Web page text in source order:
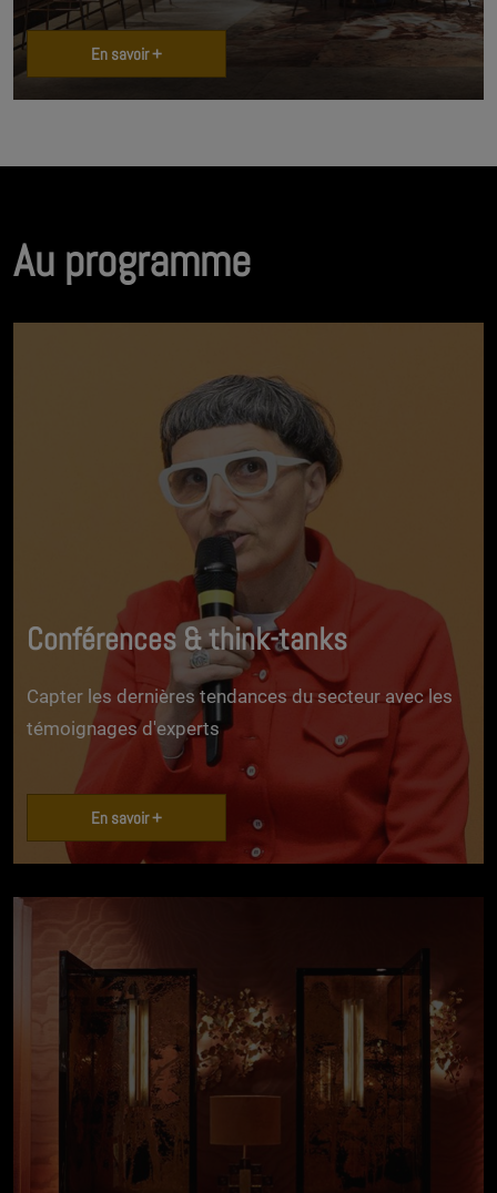
En savoir +
Au programme
Conférences & think-tanks
Capter les dernières tendances du secteur avec les
témoignages d'experts
En savoir +